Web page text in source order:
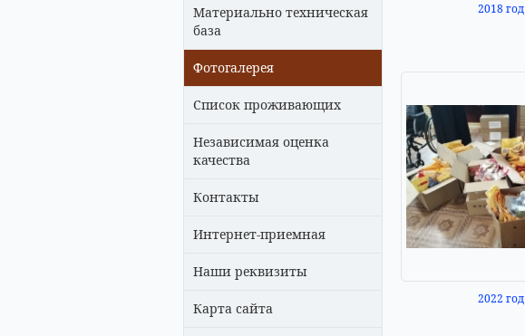
Материально техническая
база
Фотогалерея
Список проживающих
Независимая оценка
качества
Контакты
Интернет-приемная
Наши реквизиты
Карта сайта
2018 год
2022 год